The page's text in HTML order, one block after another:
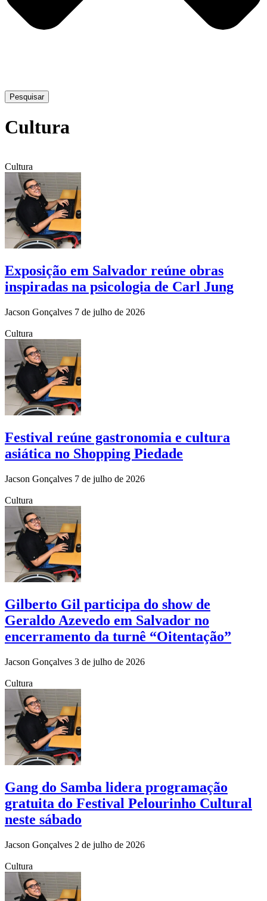
Pesquisar
Cultura
Cultura
Exposição em Salvador reúne obras
inspiradas na psicologia de Carl Jung
Jacson Gonçalves 7 de julho de 2026
Cultura
Festival reúne gastronomia e cultura
asiática no Shopping Piedade
Jacson Gonçalves 7 de julho de 2026
Cultura
Gilberto Gil participa do show de
Geraldo Azevedo em Salvador no
encerramento da turnê “Oitentação”
Jacson Gonçalves 3 de julho de 2026
Cultura
Gang do Samba lidera programação
gratuita do Festival Pelourinho Cultural
neste sábado
Jacson Gonçalves 2 de julho de 2026
Cultura